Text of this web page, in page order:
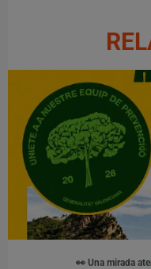
👀 Una mirada